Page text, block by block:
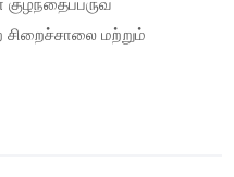
சிறைச்சாலை மற்றும்